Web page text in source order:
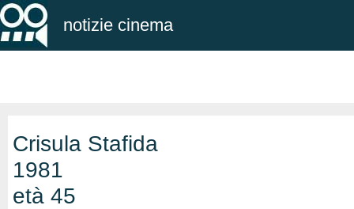
notizie cinema
Crisula Stafida
1981
età 45